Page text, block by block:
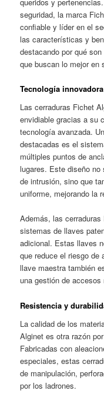
seguridad, la marca
confiable y líder en el
las características y
destacando por qué
que buscan lo mejor en
Tecnología
Las cerraduras Fichet
envidiable gracias a su
tecnología avanzada.
destacadas es el
múltiples puntos de
lugares. Este diseño
de intrusión, sino que
uniforme, mejorando la
Además, las
sistemas de llaves
adicional. Estas llaves
que reduce el riesgo de
llave maestra también
una gestión de
Resistencia y
La calidad de los
Alginet es otra razón
Fabricadas con
especiales, estas
de manipulación,
por los ladrones.